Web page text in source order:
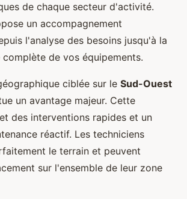
de chaque secteur d'activité.
un accompagnement
l'analyse des besoins jusqu'à la
complète de vos équipements.
ciblée sur le Sud-Ouest
un avantage majeur. Cette
des interventions rapides et un
réactif. Les techniciens
le terrain et peuvent
sur l'ensemble de leur zone